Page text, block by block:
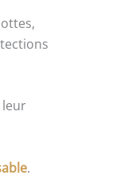
leur
.